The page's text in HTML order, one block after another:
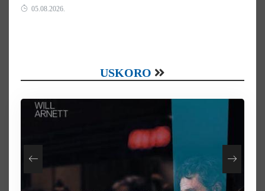
05.08.2026.
USKORO